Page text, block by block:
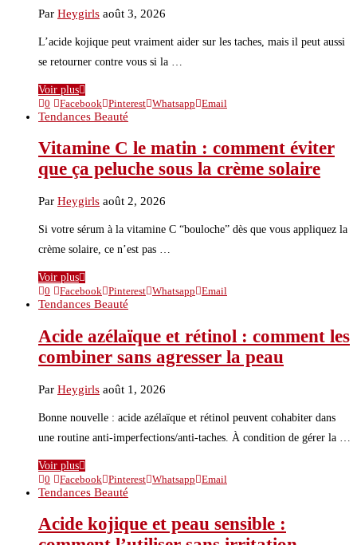
Par Heygirls août 3, 2026
L’acide kojique peut vraiment aider sur les taches, mais il peut aussi
se retourner contre vous si la …
Voir plus
0
Facebook Pinterest Whatsapp Email
Tendances Beauté
Vitamine C le matin : comment éviter
que ça peluche sous la crème solaire
Par Heygirls août 2, 2026
Si votre sérum à la vitamine C “bouloche” dès que vous appliquez la
crème solaire, ce n’est pas …
Voir plus
0
Facebook Pinterest Whatsapp Email
Tendances Beauté
Acide azélaïque et rétinol : comment les
combiner sans agresser la peau
Par Heygirls août 1, 2026
Bonne nouvelle : acide azélaïque et rétinol peuvent cohabiter dans
une routine anti-imperfections/anti-taches. À condition de gérer la …
Voir plus
0
Facebook Pinterest Whatsapp Email
Tendances Beauté
Acide kojique et peau sensible :